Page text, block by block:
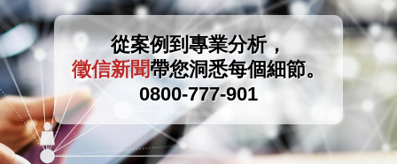
從案例到專業分析，
徵信新聞帶您洞悉每個細節。
0800-777-901